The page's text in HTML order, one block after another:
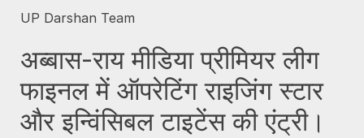
UP Darshan Team
अब्बास-राय मीडिया प्रीमियर लीग
फाइनल में ऑपरेटिंग राइजिंग स्टार
और इन्विंसिबल टाइटेंस की एंट्री।